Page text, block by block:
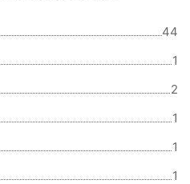
44
1
2
1
1
1